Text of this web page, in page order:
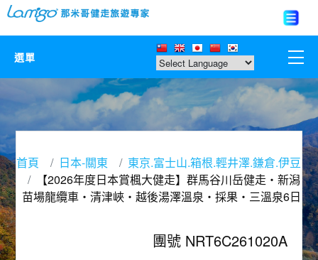
選單
那米哥莊園
中國
日本
亞洲韓國
歐美紐澳
首頁 日本-關東
東京.富士山.箱根.輕井澤.鎌倉.伊豆
【2026年度日本賞楓大健走】群馬谷川岳健走‧新潟
苗場龍纜車‧清津峽‧越後湯澤溫泉‧採果‧三溫泉6日
團號 NRT6C261020A